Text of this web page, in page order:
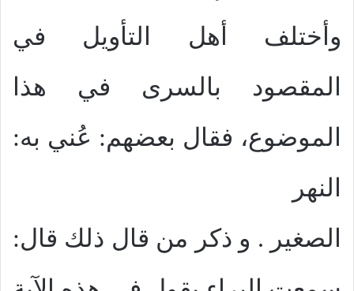
وأختلف أهل التأويل في
المقصود بالسرى في هذا
الموضوع، فقال بعضهم: عُني به:
النهر
الصغير . و ذكر من قال ذلك قال: